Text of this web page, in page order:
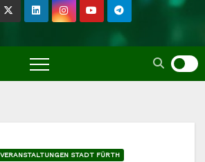
VERANSTALTUNGEN STADT FÜRTH